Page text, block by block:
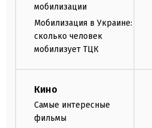
мобилизации
Мобилизация в Украине:
сколько человек
мобилизует ТЦК
Кино
Самые интересные
фильмы